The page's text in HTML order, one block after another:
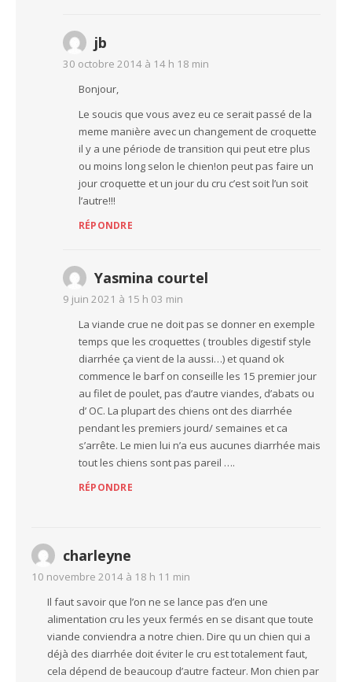
jb
30 octobre 2014 à 14 h 18 min
Bonjour,
Le soucis que vous avez eu ce serait passé de la
meme manière avec un changement de croquette
il y a une période de transition qui peut etre plus
ou moins long selon le chien!on peut pas faire un
jour croquette et un jour du cru c’est soit l’un soit
l’autre!!!
RÉPONDRE
Yasmina courtel
9 juin 2021 à 15 h 03 min
La viande crue ne doit pas se donner en exemple
temps que les croquettes ( troubles digestif style
diarrhée ça vient de la aussi…) et quand ok
commence le barf on conseille les 15 premier jour
au filet de poulet, pas d’autre viandes, d’abats ou
d’ OC. La plupart des chiens ont des diarrhée
pendant les premiers jourd/ semaines et ca
s’arrête. Le mien lui n’a eus aucunes diarrhée mais
tout les chiens sont pas pareil ….
RÉPONDRE
charleyne
10 novembre 2014 à 18 h 11 min
Il faut savoir que l’on ne se lance pas d’en une
alimentation cru les yeux fermés en se disant que toute
viande conviendra a notre chien. Dire qu un chien qui a
déjà des diarrhée doit éviter le cru est totalement faut,
cela dépend de beaucoup d’autre facteur. Mon chien par